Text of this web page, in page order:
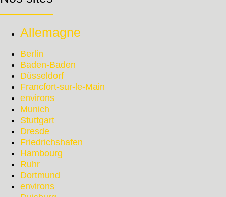
Allemagne
Berlin
Baden-Baden
Düsseldorf
Francfort-sur-le-Main
environs
Munich
Stuttgart
Dresde
Friedrichshafen
Hambourg
Ruhr
Dortmund
environs